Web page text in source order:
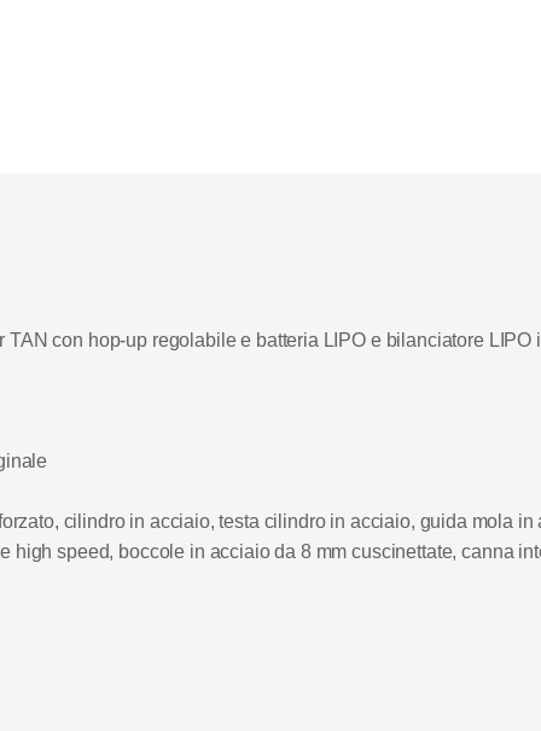
TAN con hop-up regolabile e batteria LIPO e bilanciatore LIPO
cilindro in acciaio, testa cilindro in acciaio, guida mola
speed, boccole in acciaio da 8 mm cuscinettate, canna